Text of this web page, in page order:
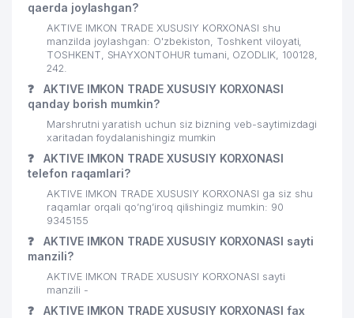
GULSHAN STOM XUSUSIY
562 м
25
LOGIX DISTRIBUTION
TECHNOLOGIES MChJ
26 AVTOKOMPLEKT GROUP MChJ
27
GAFUR G'ULOM NOMIDAGI
NASHRIOT-MATBAA UYI
28
LEGES ADVOKAT ADVOKATLIK
SHIRIN SHAXLO XUSUSIY
KORXONASI
612 м
30 OSIYO RESTORANI MChJ 666 м
qaerda joylashgan?
AKTIVE IMKON TRADE XUSUSIY KORXONASI shu
manzilda joylashgan: O'zbekiston, Toshkent viloyati,
TOSHKENT, SHAYXONTOHUR tumani, OZODLIK, 100128,
242.
❓
AKTIVE IMKON TRADE XUSUSIY KORXONASI
qanday borish mumkin?
Marshrutni yaratish uchun siz bizning veb-saytimizdagi
xaritadan foydalanishingiz mumkin
❓
AKTIVE IMKON TRADE XUSUSIY KORXONASI
telefon raqamlari?
AKTIVE IMKON TRADE XUSUSIY KORXONASI ga siz shu
raqamlar orqali qo’ng’iroq qilishingiz mumkin: 90
9345155
❓
AKTIVE IMKON TRADE XUSUSIY KORXONASI sayti
manzili?
AKTIVE IMKON TRADE XUSUSIY KORXONASI sayti
manzili -
❓
AKTIVE IMKON TRADE XUSUSIY KORXONASI fax